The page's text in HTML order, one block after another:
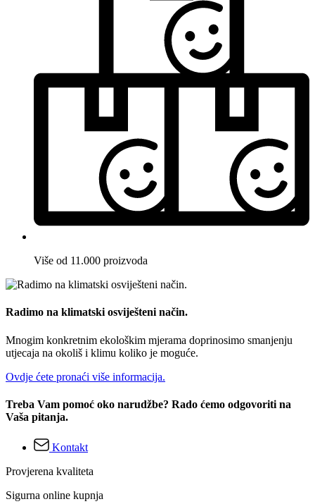
Više od 11.000 proizvoda
Radimo na klimatski osviješteni način.
Mnogim konkretnim ekološkim mjerama doprinosimo smanjenju
utjecaja na okoliš i klimu koliko je moguće.
Ovdje ćete pronaći više informacija.
Treba Vam pomoć oko narudžbe? Rado ćemo odgovoriti na
Vaša pitanja.
Kontakt
Provjerena kvaliteta
Sigurna online kupnja